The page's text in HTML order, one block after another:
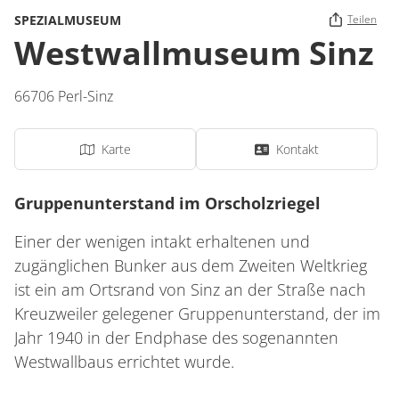
SPEZIALMUSEUM Teilen
Westwallmuseum Sinz
66706 Perl-Sinz
Karte Kontakt
Gruppenunterstand im Orscholzriegel
Einer der wenigen intakt erhaltenen und
zugänglichen Bunker aus dem Zweiten Weltkrieg
ist ein am Ortsrand von Sinz an der Straße nach
Kreuzweiler gelegener Gruppenunterstand, der im
Jahr 1940 in der Endphase des sogenannten
Westwallbaus errichtet wurde.